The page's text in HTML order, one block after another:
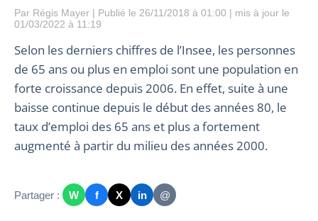
Par Régis Mayer | Publié le 26/11/2018 à 01:00 | mis à jour le
01/03/2022 à 11:19
Selon les derniers chiffres de l’Insee, les personnes
de 65 ans ou plus en emploi sont une population en
forte croissance depuis 2006. En effet, suite à une
baisse continue depuis le début des années 80, le
taux d’emploi des 65 ans et plus a fortement
augmenté à partir du milieu des années 2000.
Partager : W f X in @